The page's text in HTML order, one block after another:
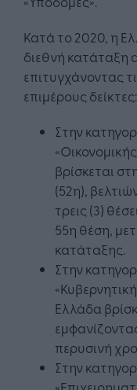
Κατά το 2020, η
διεθνή κατάταξη
επιτυγχάνοντας
επιμέρους δείκτες:
Στην
βρίσκεται
(52η),
τρεις (3)
55η θέση,
κατάταξης.
Στην
Ελλάδα
περυσινή
Στην